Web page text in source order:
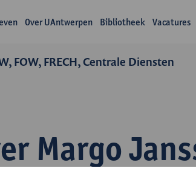
Over UAntwerpen Bibliotheek Vacatures
FOW, FRECH, Centrale Diensten
Margo